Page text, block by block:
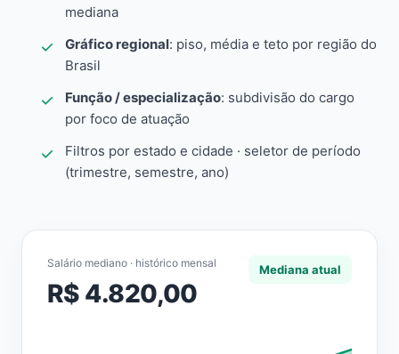
mediana
Gráfico regional: piso, média e teto por região do
Brasil
Função / especialização: subdivisão do cargo
por foco de atuação
Filtros por estado e cidade · seletor de período
(trimestre, semestre, ano)
Salário mediano · histórico mensal
R$ 4.820,00
Mediana atual